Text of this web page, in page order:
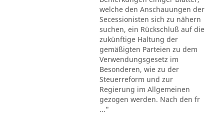
welche den Anschauungen der
Secessionisten sich zu nähern
suchen, ein Rückschluß auf die
zukünftige Haltung der
gemäßigten Parteien zu dem
Verwendungsgesetz im
Besonderen, wie zu der
Steuerreform und zur
Regierung im Allgemeinen
gezogen werden. Nach den fr
..."